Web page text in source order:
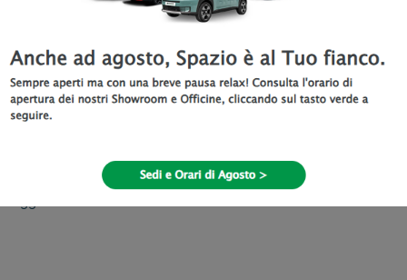
Ma se vuoi comunque raggiungerci,
puoi!
Siamo a Tua disposizione per offrirti sempre il migliore servizio
igienizzazione dei veicoliprima della consegna e
dispositivi di protezione individuale